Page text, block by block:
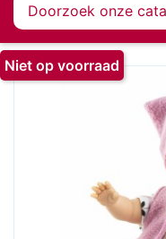
Niet op voorraad